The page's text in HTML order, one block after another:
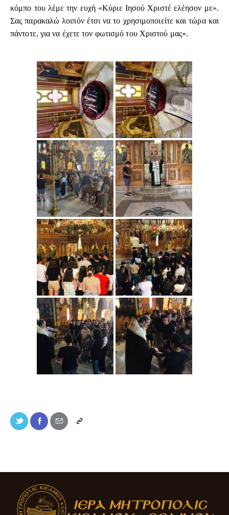
κόμπο του λέμε την ευχή «Κύριε Ιησού Χριστέ ελέησον με».
Σας παρακαλώ λοιπόν έτσι να το χρησιμοποιείτε και τώρα και
πάντοτε, για να έχετε τον φωτισμό του Χριστού μας».